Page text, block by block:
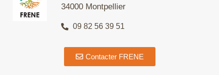
34000 Montpellier
09 82 56 39 51
Contacter FRENE